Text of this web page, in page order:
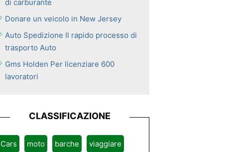
di carburante
Donare un veicolo in New Jersey
Auto Spedizione Il rapido processo di
trasporto Auto
Gms Holden Per licenziare 600
lavoratori
CLASSIFICAZIONE
Cars moto barche viaggiare